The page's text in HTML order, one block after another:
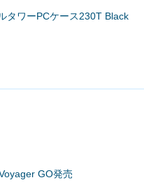
タワーPCケース230T Black
GO発売